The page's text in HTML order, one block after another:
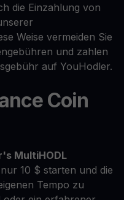
die Einzahlung von
Weise vermeiden Sie
und zahlen
auf YouHodler.
Coin
MultiHODL
10 $ starten und die
Tempo zu